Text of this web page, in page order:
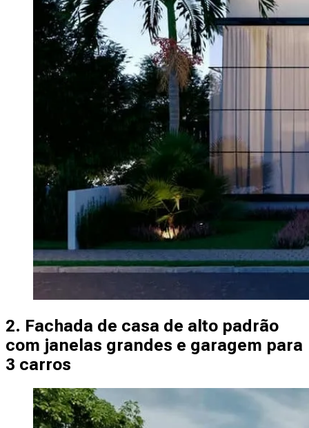
2. Fachada de casa de alto padrão
com janelas grandes e garagem para
3 carros